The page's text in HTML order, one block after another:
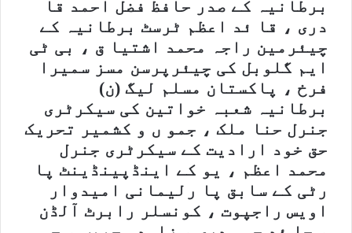
برطانیہ کے صدر حافظ فضل احمد قا
دری ، قا ئد اعظم ٹرسٹ برطانیہ کے
چیئرمین راجہ محمد اشتیا ق ، بی ٹی
ایم گلوبل کی چیئرپرسن مسز سمیرا
فرخ ، پاکستان مسلم لیگ (ن)
برطانیہ شعبہ خواتین کی سیکرٹری
جنرل حنا ملک ، جمو ں و کشمیر تحریک
حق خود ارادیت کے سیکرٹری جنرل
محمد اعظم ، یو کے اینڈپینڈینٹ پا
رٹی کے سابق پا رلیمانی امیدوار
اویس راجپوت ، کونسلر رابرٹ آلڈن